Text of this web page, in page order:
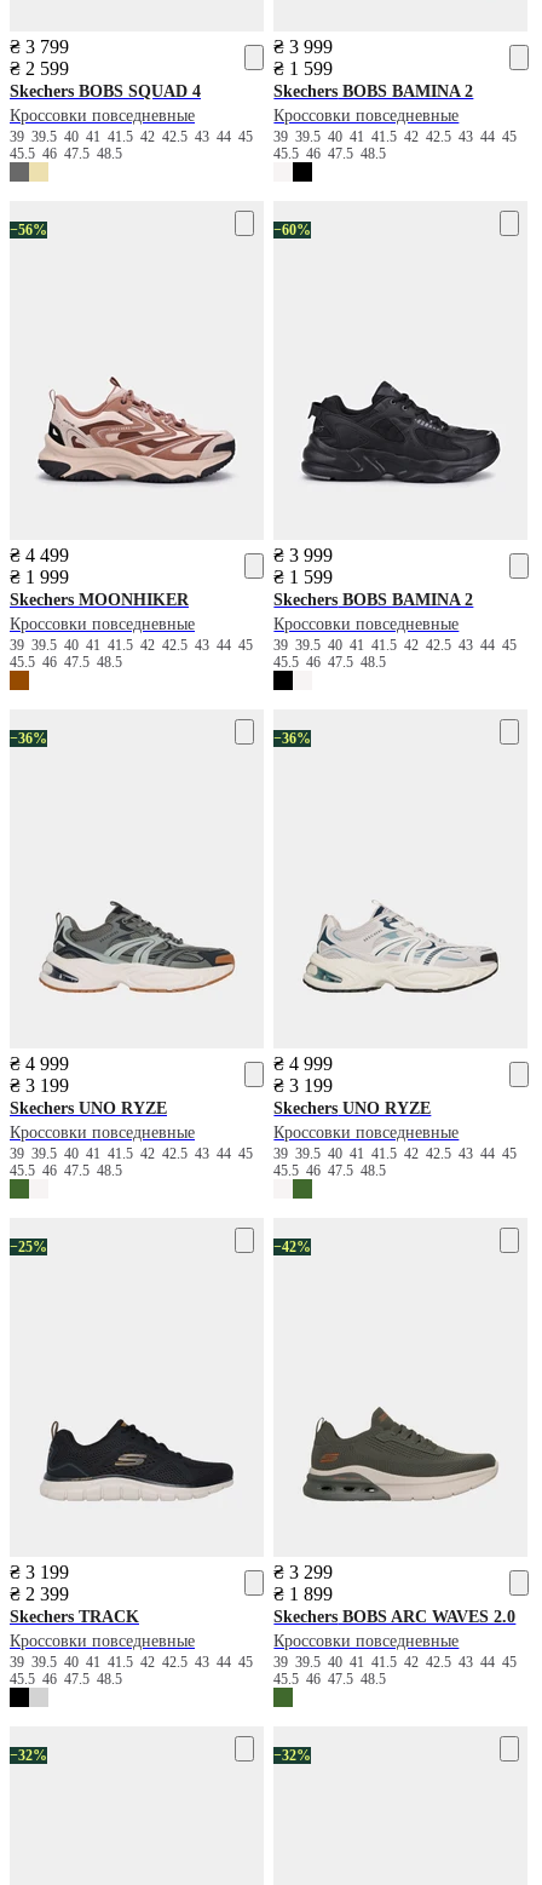
₴ 3 799
₴ 2 599
Skechers BOBS SQUAD 4
Кроссовки повседневные
39 39.5 40 41 41.5 42 42.5 43 44 45
45.5 46 47.5 48.5
₴ 3 999
₴ 1 599
Skechers BOBS BAMINA 2
Кроссовки повседневные
3939.5404141.54242.5434445
45.54647.548.5
−56%
₴ 4 499
₴ 1 999
Skechers MOONHIKER
Кроссовки повседневные
39 39.5 40 41 41.5 42 42.5 43 44 45
45.5 46 47.5 48.5
−60%
₴ 3 999
₴ 1 599
Skechers BOBS BAMINA 2
Кроссовки повседневные
3939.5404141.54242.5434445
45.54647.548.5
−36%
₴ 4 999
₴ 3 199
Skechers UNO RYZE
Кроссовки повседневные
39 39.5 40 41 41.5 42 42.5 43 44 45
45.5 46 47.5 48.5
−36%
₴ 4 999
₴ 3 199
Skechers UNO RYZE
Кроссовки повседневные
3939.5404141.54242.5434445
45.54647.548.5
−25%
₴ 3 199
₴ 2 399
Skechers TRACK
Кроссовки повседневные
39 39.5 40 41 41.5 42 42.5 43 44 45
45.5 46 47.5 48.5
−42%
₴ 3 299
₴ 1 899
Skechers BOBS ARC WAVES 2.0
Кроссовки повседневные
3939.5404141.54242.5434445
45.54647.548.5
−32% −32%